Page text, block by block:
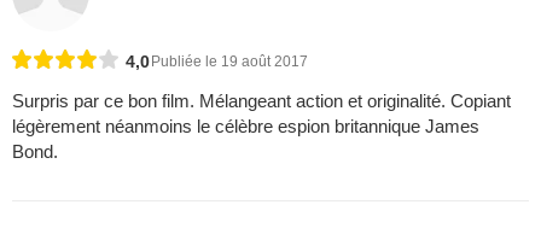
4,0 Publiée le 19 août 2017
Surpris par ce bon film. Mélangeant action et originalité. Copiant
légèrement néanmoins le célèbre espion britannique James
Bond.